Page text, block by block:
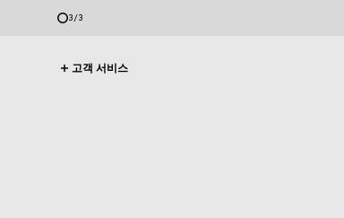
1/3
고객 서비스